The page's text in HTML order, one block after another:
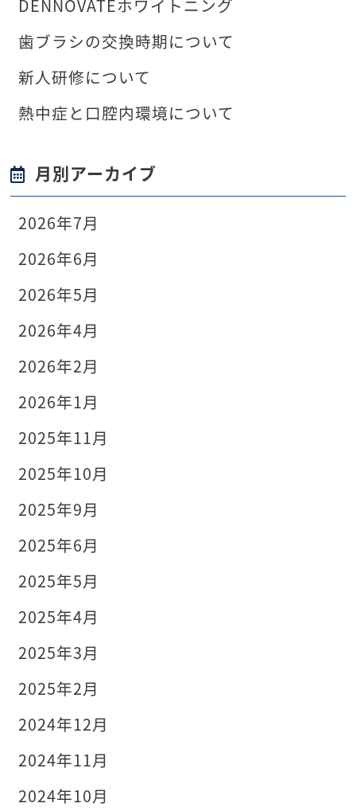
DENNOVATEホワイトニング
歯ブラシの交換時期について
新人研修について
熱中症と口腔内環境について
月別アーカイブ
2026年7月
2026年6月
2026年5月
2026年4月
2026年2月
2026年1月
2025年11月
2025年10月
2025年9月
2025年6月
2025年5月
2025年4月
2025年3月
2025年2月
2024年12月
2024年11月
2024年10月